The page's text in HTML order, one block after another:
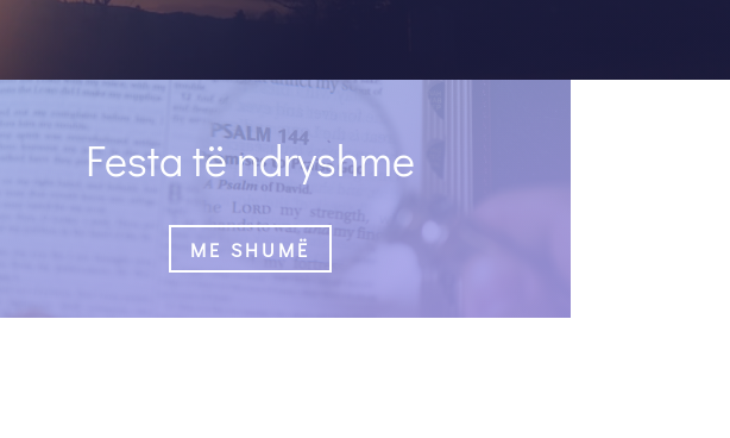
Festa të ndryshme
ME SHUMË